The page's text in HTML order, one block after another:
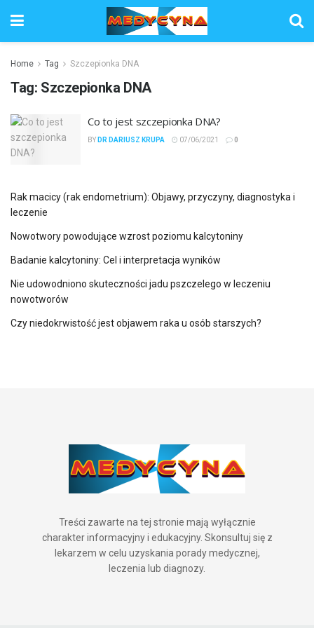
Home Tag Szczepionka DNA
Tag: Szczepionka DNA
Co to jest szczepionka DNA?
BY DR DARIUSZ KRUPA 07/06/2021 0
Rak macicy (rak endometrium): Objawy, przyczyny, diagnostyka i
leczenie
Nowotwory powodujące wzrost poziomu kalcytoniny
Badanie kalcytoniny: Cel i interpretacja wyników
Nie udowodniono skuteczności jadu pszczelego w leczeniu
nowotworów
Czy niedokrwistość jest objawem raka u osób starszych?
Treści zawarte na tej stronie mają wyłącznie
charakter informacyjny i edukacyjny. Skonsultuj się z
lekarzem w celu uzyskania porady medycznej,
leczenia lub diagnozy.